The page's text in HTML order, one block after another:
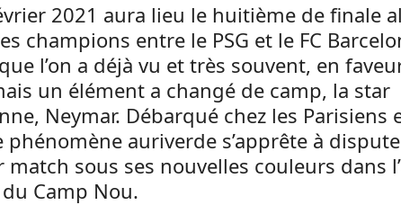
2021 aura lieu le huitième de finale
champions entre le PSG et le FC
l’on a déjà vu et très souvent, en
un élément a changé de camp, la star
Neymar. Débarqué chez les Parisiens
phénomène auriverde s’apprête à
match sous ses nouvelles couleurs dans
Camp Nou.